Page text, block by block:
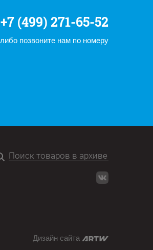
+7 (499) 271-65-52
либо позвоните нам по номеру
Дизайн сайта